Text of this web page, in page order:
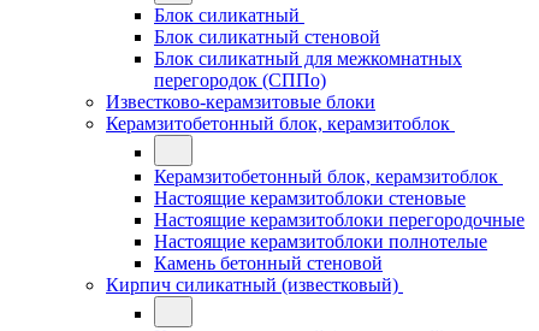
Блок силикатный
Блок силикатный стеновой
Блок силикатный для межкомнатных
перегородок (СППо)
Известково-керамзитовые блоки
Керамзитобетонный блок, керамзитоблок
Керамзитобетонный блок, керамзитоблок
Настоящие керамзитоблоки стеновые
Настоящие керамзитоблоки перегородочные
Настоящие керамзитоблоки полнотелые
Камень бетонный стеновой
Кирпич силикатный (известковый)